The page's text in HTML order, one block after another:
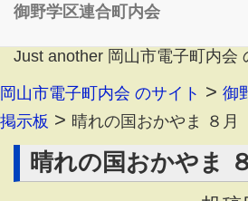
Just another 岡山市電子町内会
御野学区連合町内会
岡山市電子町内会 のサイト > 御
掲示板 > 晴れの国おかやま ８月
晴れの国おかやま